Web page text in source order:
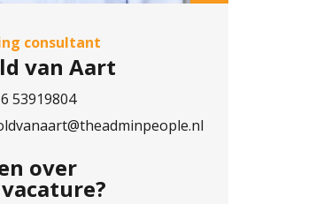
consultant
van Aart
53919804
over